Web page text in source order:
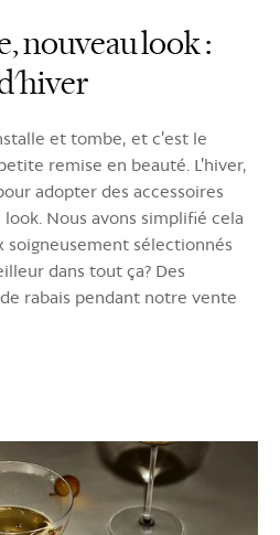
nouveau look :
et tombe, et c'est le
remise en beauté. L'hiver,
adopter des accessoires
Nous avons simplifié cela
soigneusement sélectionnés
dans tout ça? Des
rabais pendant notre vente